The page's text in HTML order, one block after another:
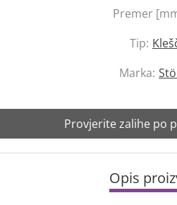
Premer
Tip:
Marka:
Provjerite zalihe po
Opis